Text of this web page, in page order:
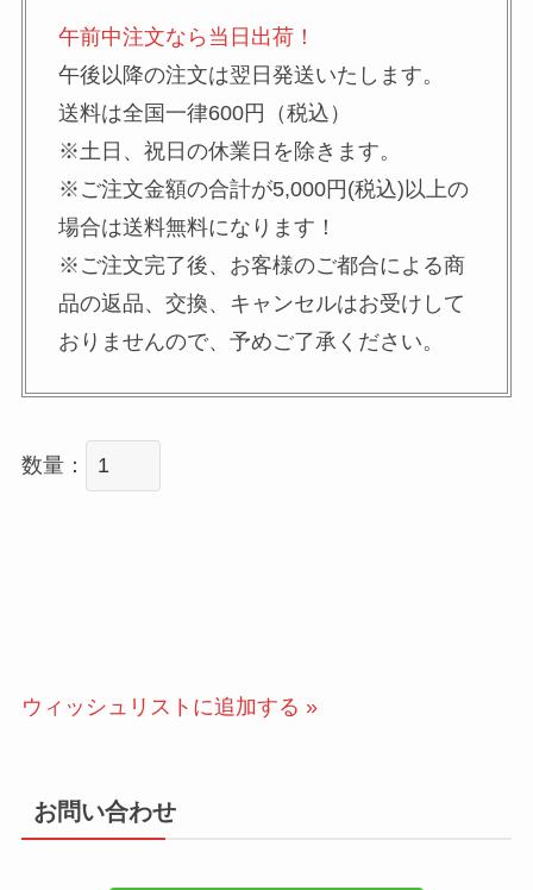
午前中注文なら当日出荷！
午後以降の注文は翌日発送いたします。
送料は全国一律600円（税込）
※土日、祝日の休業日を除きます。
※ご注文金額の合計が5,000円(税込)以上の
場合は送料無料になります！
※ご注文完了後、お客様のご都合による商
品の返品、交換、キャンセルはお受けして
おりませんので、予めご了承ください。
数量：
ウィッシュリストに追加する »
お問い合わせ